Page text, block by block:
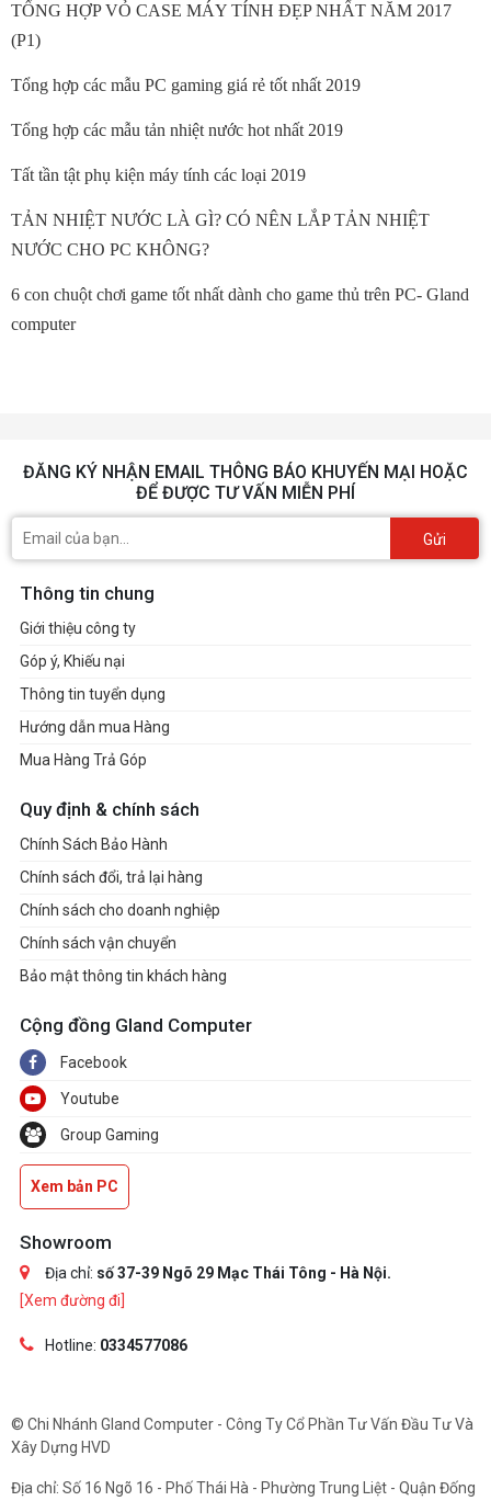
TỔNG HỢP VỎ CASE MÁY TÍNH ĐẸP NHẤT NĂM 2017
(P1)
Tổng hợp các mẫu PC gaming giá rẻ tốt nhất 2019
Tổng hợp các mẫu tản nhiệt nước hot nhất 2019
Tất tần tật phụ kiện máy tính các loại 2019
TẢN NHIỆT NƯỚC LÀ GÌ? CÓ NÊN LẮP TẢN NHIỆT
NƯỚC CHO PC KHÔNG?
6 con chuột chơi game tốt nhất dành cho game thủ trên PC- Gland
computer
ĐĂNG KÝ NHẬN EMAIL THÔNG BÁO KHUYẾN MẠI HOẶC
ĐỂ ĐƯỢC TƯ VẤN MIỄN PHÍ
Gửi
Thông tin chung
Giới thiệu công ty
Góp ý, Khiếu nại
Thông tin tuyển dụng
Hướng dẫn mua Hàng
Mua Hàng Trả Góp
Quy định & chính sách
Chính Sách Bảo Hành
Chính sách đổi, trả lại hàng
Chính sách cho doanh nghiệp
Chính sách vận chuyển
Bảo mật thông tin khách hàng
Cộng đồng Gland Computer
Facebook
Youtube
Group Gaming
Xem bản PC
Showroom
Địa chỉ: số 37-39 Ngõ 29 Mạc Thái Tông - Hà Nội.
[Xem đường đi]
Hotline: 0334577086
© Chi Nhánh Gland Computer - Công Ty Cổ Phần Tư Vấn Đầu Tư Và
Xây Dựng HVD
Địa chỉ: Số 16 Ngõ 16 - Phố Thái Hà - Phường Trung Liệt - Quận Đống